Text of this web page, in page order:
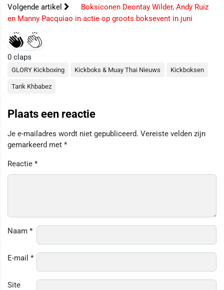
Volgende artikel
Boksiconen Deontay Wilder, Andy Ruiz
en Manny Pacquiao in actie op groots boksevent in juni
0 claps
GLORY Kickboxing Kickboks & Muay Thai Nieuws Kickboksen
Tarik Khbabez
Plaats een reactie
Je e-mailadres wordt niet gepubliceerd. Vereiste velden zijn
gemarkeerd met *
Reactie *
Naam *
E-mail *
Site